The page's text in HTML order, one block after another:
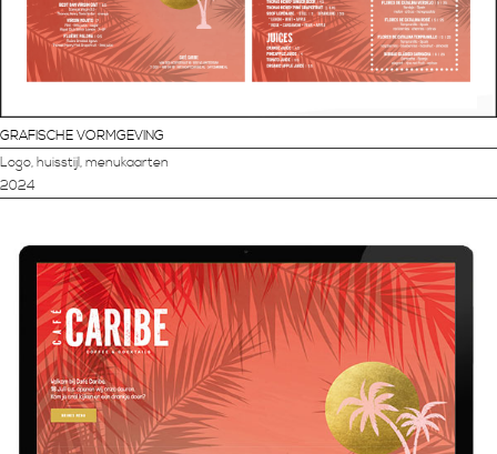
GRAFISCHE VORMGEVING
Logo, huisstijl, menukaarten
2024